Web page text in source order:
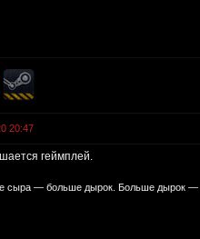
20:47
геймплей.
сыра — больше дырок. Больше дырок